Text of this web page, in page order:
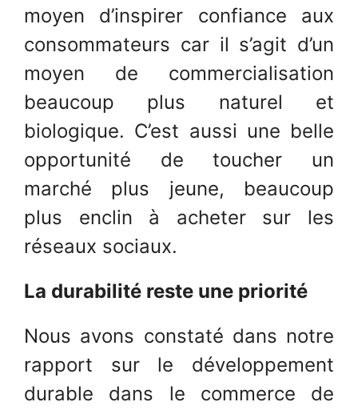
moyen d’inspirer confiance aux
consommateurs car il s’agit d’un
moyen de commercialisation
beaucoup plus naturel et
biologique. C’est aussi une belle
opportunité de toucher un
marché plus jeune, beaucoup
plus enclin à acheter sur les
réseaux sociaux.
La durabilité reste une priorité
Nous avons constaté dans notre
rapport sur le développement
durable dans le commerce de